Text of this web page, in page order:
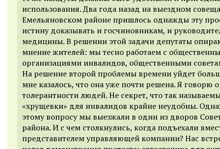
использования. Два года назад на выездном
Емельяновском районе пришлось однажды эту
истину доказывать и госчиновникам, и
медицины. В решении этой задачи депутаты
мнение жителей: мы тесно работаем с
организациями инвалидов, общественными
На решение второй проблемы времени уйдет
мне казалось, что она уже почти решена. Я говорю о
толерантности людей. Не секрет, что так
«хрущевки» для инвалидов крайне неудобны.
этому вопросу мы выезжали в один из дворов
района. И с чем столкнулись, когда подъехали
представителем управляющей компании? Нас